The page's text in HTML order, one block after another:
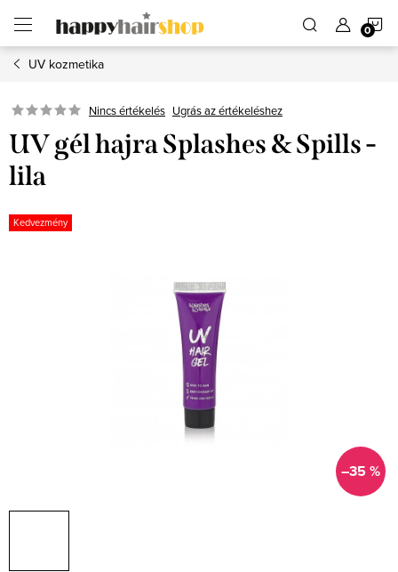
fő
tartalomhozUV kozmetika
Nincs értékelés Ugrás az értékeléshez
UV gél hajra Splashes & Spills -
lila
Kedvezmény
–35 %